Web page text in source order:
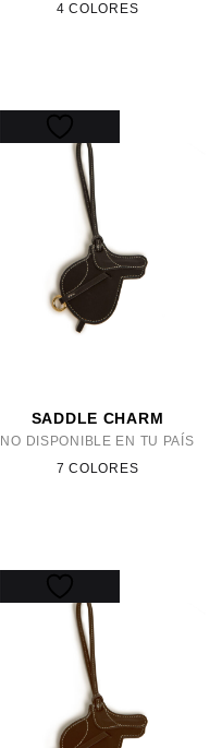
4 COLORES
SADDLE CHARM
NO DISPONIBLE EN TU PAÍS
7 COLORES